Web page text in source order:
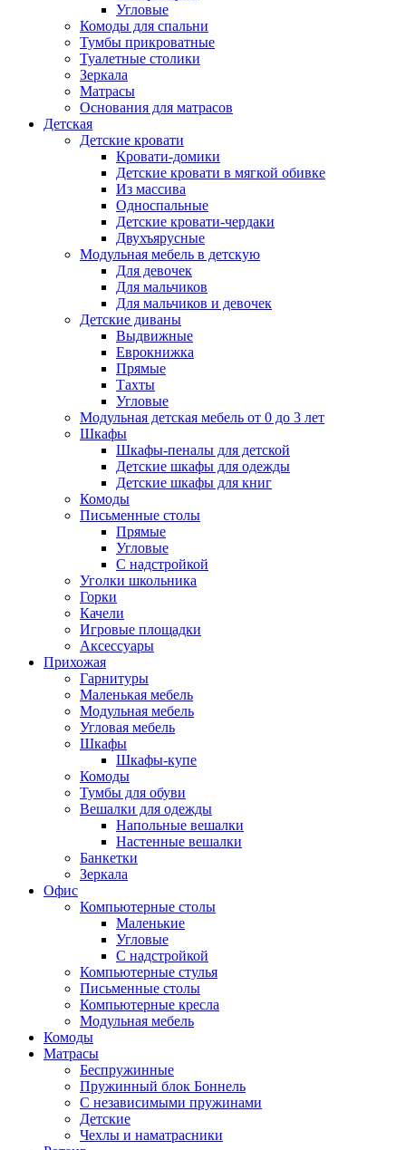
Угловые
Комоды для спальни
Тумбы прикроватные
Туалетные столики
Зеркала
Матрасы
Основания для матрасов
Детская
Детские кровати
Кровати-домики
Детские кровати в мягкой обивке
Из массива
Односпальные
Детские кровати-чердаки
Двухъярусные
Модульная мебель в детскую
Для девочек
Для мальчиков
Для мальчиков и девочек
Детские диваны
Выдвижные
Еврокнижка
Прямые
Тахты
Угловые
Модульная детская мебель от 0 до 3 лет
Шкафы
Шкафы-пеналы для детской
Детские шкафы для одежды
Детские шкафы для книг
Комоды
Письменные столы
Прямые
Угловые
С надстройкой
Уголки школьника
Горки
Качели
Игровые площадки
Аксессуары
Прихожая
Гарнитуры
Маленькая мебель
Модульная мебель
Угловая мебель
Шкафы
Шкафы-купе
Комоды
Тумбы для обуви
Вешалки для одежды
Напольные вешалки
Настенные вешалки
Банкетки
Зеркала
Офис
Компьютерные столы
Маленькие
Угловые
С надстройкой
Компьютерные стулья
Письменные столы
Компьютерные кресла
Модульная мебель
Комоды
Матрасы
Беспружинные
Пружинный блок Боннель
С независимыми пружинами
Детские
Чехлы и наматрасники